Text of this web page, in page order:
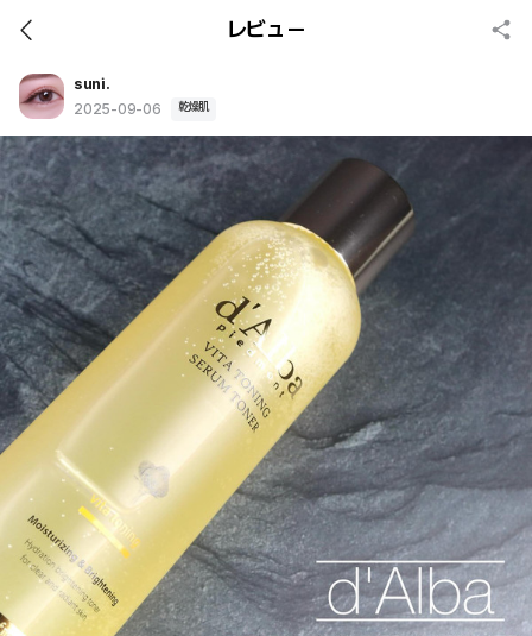
レビュー
suni.
2025-09-06 乾燥肌